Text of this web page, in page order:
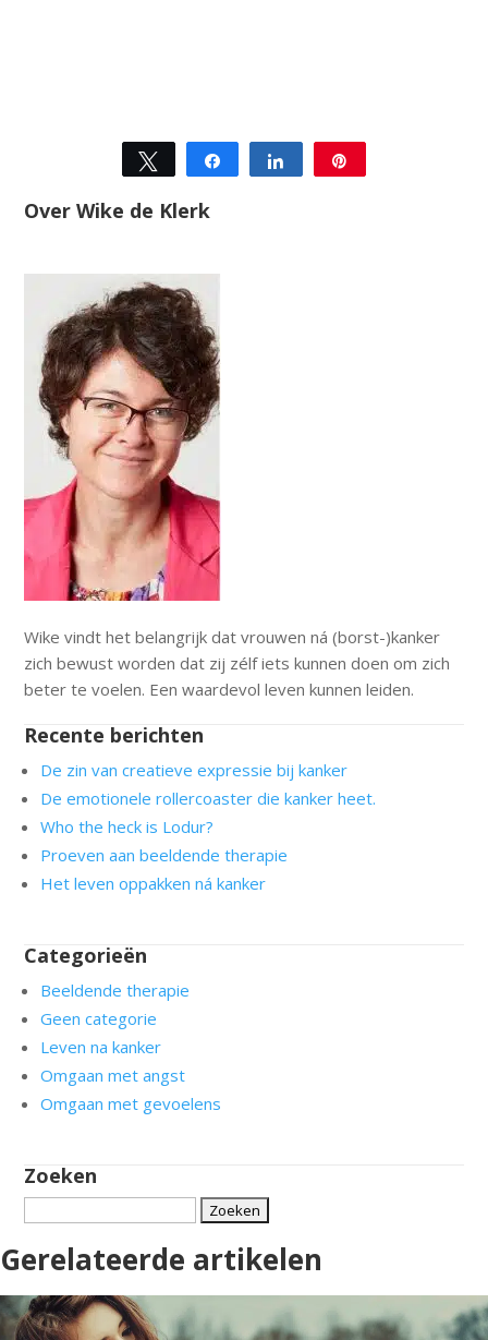
Tweet Share Share
Over Wike de Klerk
Wike vindt het belangrijk dat vrouwen ná (borst-)kanker
zich bewust worden dat zij zélf iets kunnen doen om zich
beter te voelen. Een waardevol leven kunnen leiden.
Recente berichten
De zin van creatieve expressie bij kanker
De emotionele rollercoaster die kanker heet.
Who the heck is Lodur?
Proeven aan beeldende therapie
Het leven oppakken ná kanker
Categorieën
Beeldende therapie
Geen categorie
Leven na kanker
Omgaan met angst
Omgaan met gevoelens
Zoeken
Gerelateerde artikelen